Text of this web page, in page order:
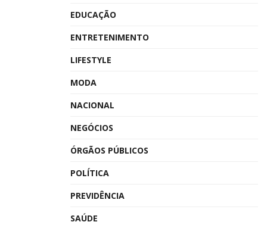
EDUCAÇÃO
ENTRETENIMENTO
LIFESTYLE
MODA
NACIONAL
NEGÓCIOS
ÓRGÃOS PÚBLICOS
POLÍTICA
PREVIDÊNCIA
SAÚDE